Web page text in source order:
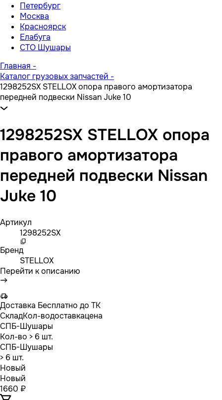
Петербург
Москва
Красноярск
Елабуга
СТО Шушары
Главная -
Каталог грузовых запчастей -
1298252SX STELLOX опора правого амортизатора
передней подвески Nissan Juke 10
1298252SX STELLOX опора
правого амортизатора
передней подвески Nissan
Juke 10
Артикул
1298252SX
Бренд
STELLOX
Перейти к описанию
Доставка Бесплатно до ТК
СкладКол-водоставкацена
СПБ-Шушары
Кол-во > 6 шт.
СПБ-Шушары
> 6 шт.
Новый
Новый
1660 ₽